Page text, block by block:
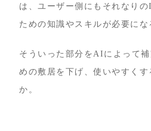
は、ユーザー側にもそれなり
ための知識やスキルが必要にな
そういった部分をAIによって
めの敷居を下げ、使いやすくす
か。